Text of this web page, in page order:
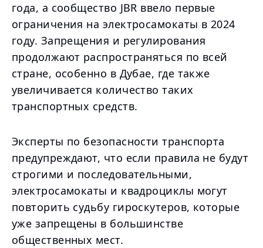
года, а сообщество JBR ввело первые
ограничения на электросамокаты в 2024
году. Запрещения и регулирования
продолжают распространяться по всей
стране, особенно в Дубае, где также
увеличивается количество таких
транспортных средств.
Эксперты по безопасности транспорта
предупреждают, что если правила не будут
строгими и последовательными,
электросамокаты и квадроциклы могут
повторить судьбу гироскутеров, которые
уже запрещены в большинстве
общественных мест.